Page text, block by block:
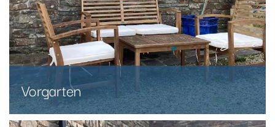
Vorgarten